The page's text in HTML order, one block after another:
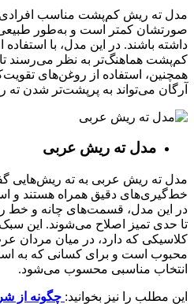
مدل ته ریش کم‌پشت مناسب
صورتشان کمتر است و به‌طور طبیعی
داشته باشند. در این مدل، با
کم‌پشت هماهنگ‌تر به نظر می‌رسند
همچنین، استفاده از روغن‌های
آرگان می‌تواند به پرپشت‌تر شدن
مدل ته ریش عربی
مدل ته ریش عربی به ته ریش‌هایی
خط‌گیری‌های دقیق همراه هستند و
در این مدل، قسمت‌های چانه و خط
تا حدی تمیز اصلاح می‌شوند. این
کلاسیکی که دارد، در میان مردان
محبوب است و برای کسانی که به
انتخاب مناسبی محسوب می‌شود.
این مطلب را نیز بخوانید: چگونه از